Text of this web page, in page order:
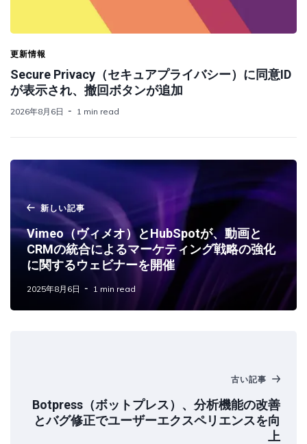
更新情報
Secure Privacy（セキュアプライバシー）に同意ID
が表示され、撤回ボタンが追加
2026年8月6日 1 min read
新しい記事
Vimeo（ヴィメオ）とHubSpotが、動画と
CRMの統合によるマーケティング戦略の強化
に関するウェビナーを開催
2025年8月6日 1 min read
古い記事
Botpress（ボットプレス）、分析機能の改善
とバグ修正でユーザーエクスペリエンスを向
上